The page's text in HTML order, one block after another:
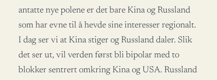
antatte nye polene er det bare Kina og Russland
som har evne til å hevde sine interesser regionalt.
I dag ser vi at Kina stiger og Russland daler. Slik
det ser ut, vil verden først bli bipolar med to
blokker sentrert omkring Kina og USA. Russland